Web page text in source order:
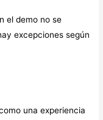
el demo no se
excepciones según
una experiencia